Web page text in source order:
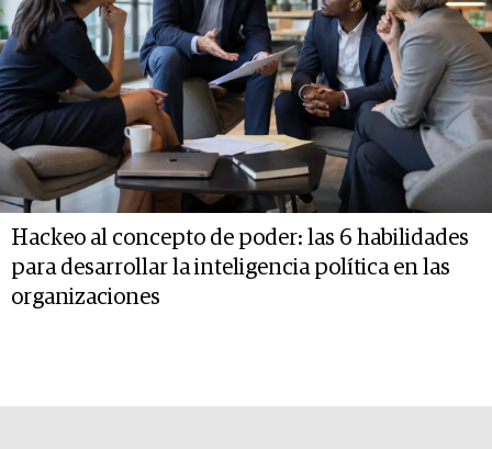
Hackeo al concepto de poder: las 6 habilidades
para desarrollar la inteligencia política en las
organizaciones